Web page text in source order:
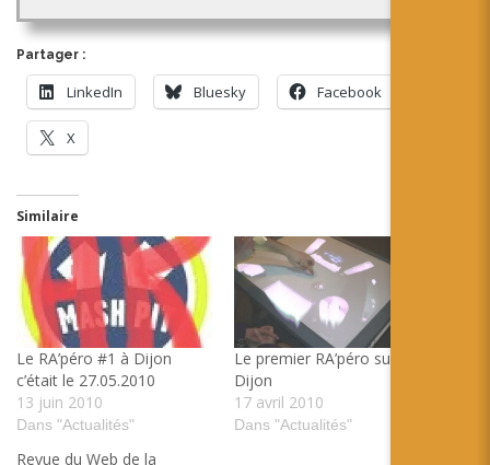
Partager :
LinkedIn Bluesky Facebook
X
Similaire
Le RA’péro #1 à Dijon
c’était le 27.05.2010
13 juin 2010
Dans "Actualités"
Le premier RA’péro sur
Dijon
17 avril 2010
Dans "Actualités"
Revue du Web de la